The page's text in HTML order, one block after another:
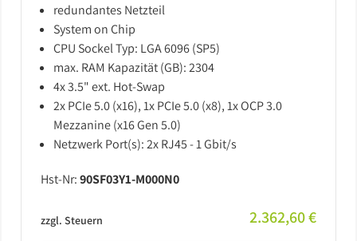
redundantes Netzteil
System on Chip
CPU Sockel Typ: LGA 6096 (SP5)
max. RAM Kapazität (GB): 2304
4x 3.5" ext. Hot-Swap
2x PCIe 5.0 (x16), 1x PCIe 5.0 (x8), 1x OCP 3.0
Mezzanine (x16 Gen 5.0)
Netzwerk Port(s): 2x RJ45 - 1 Gbit/s
Hst-Nr:90SF03Y1-M000N0
zzgl. Steuern 2.362,60 €